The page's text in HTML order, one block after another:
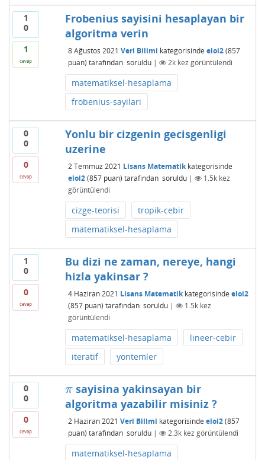
1
0
1
cevap
Frobenius sayisini hesaplayan bir
algoritma verin
8 Ağustos 2021 Veri Bilimi kategorisinde eloi2 (857
puan) tarafından soruldu | 2kkez görüntülendi
matematiksel-hesaplama
frobenius-sayilari
0
0
0
cevap
Yonlu bir cizgenin gecisgenligi
uzerine
2 Temmuz 2021 Lisans Matematikkategorisinde
eloi2 (857puan) tarafından soruldu | 1.5kkez
görüntülendi
cizge-teorisi
tropik-cebir
matematiksel-hesaplama
1
0
0
cevap
Bu dizi ne zaman, nereye, hangi
hizla yakinsar ?
4 Haziran 2021 Lisans Matematikkategorisinde eloi2
(857puan) tarafından soruldu | 1.5kkez
görüntülendi
matematiksel-hesaplama
lineer-cebir
iteratif
yontemler
0
0
0
cevap
π
πsayisina yakinsayan bir
algoritma yazabilir misiniz ?
2 Haziran 2021 Veri Bilimi kategorisinde eloi2 (857
puan) tarafından soruldu | 2.3kkez görüntülendi
matematiksel-hesaplama